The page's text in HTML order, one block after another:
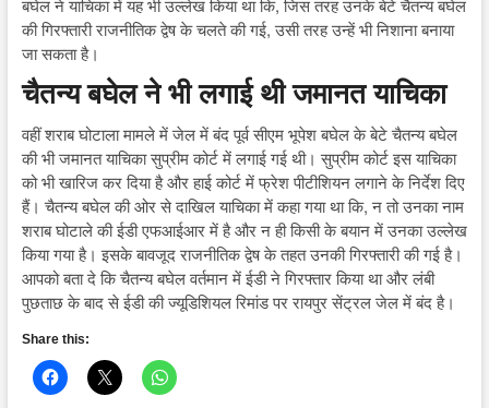
की गिरफ्तारी राजनीतिक द्वेष के चलते की गई, उसी तरह उन्हें भी निशाना बनाया
जा सकता है।
चैतन्य बघेल ने भी लगाई थी जमानत याचिका
वहीं शराब घोटाला मामले में जेल में बंद पूर्व सीएम भूपेश बघेल के बेटे चैतन्य बघेल
की भी जमानत याचिका सुप्रीम कोर्ट में लगाई गई थी। सुप्रीम कोर्ट इस याचिका
को भी खारिज कर दिया है और हाई कोर्ट में फ्रेश पीटीशियन लगाने के निर्देश दिए
हैं। चैतन्य बघेल की ओर से दाखिल याचिका में कहा गया था कि, न तो उनका नाम
शराब घोटाले की ईडी एफआईआर में है और न ही किसी के बयान में उनका उल्लेख
किया गया है। इसके बावजूद राजनीतिक द्वेष के तहत उनकी गिरफ्तारी की गई है।
आपको बता दे कि चैतन्य बघेल वर्तमान में ईडी ने गिरफ्तार किया था और लंबी
पुछताछ के बाद से ईडी की ज्यूडिशियल रिमांड पर रायपुर सेंट्रल जेल में बंद है।
Share this: